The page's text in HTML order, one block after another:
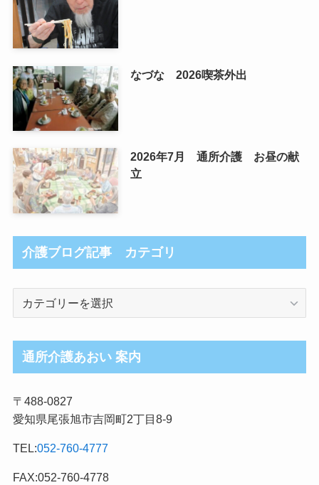
なづな 2026喫茶外出
2026年7月 通所介護 お昼の献
立
介護ブログ記事 カテゴリ
ロ
グ
事
カ
ゴ
リ
通所介護あおい 案内
〒488-0827
愛知県尾張旭市吉岡町2丁目8-9
TEL:052-760-4777
FAX:052-760-4778